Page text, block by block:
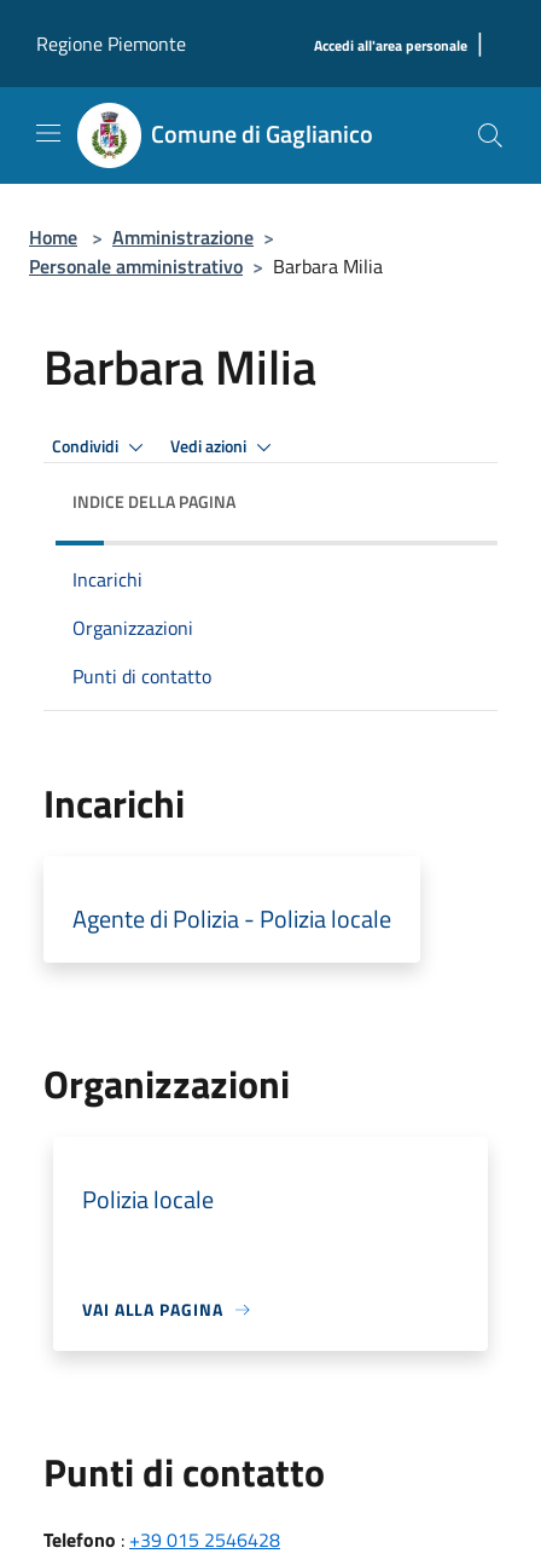
Regione Piemonte
Accedi all'area personale |
Comune di Gaglianico
Home > Amministrazione >
Personale amministrativo > Barbara Milia
Barbara Milia
Condividi Vedi azioni
INDICE DELLA PAGINA
Incarichi
Organizzazioni
Punti di contatto
Incarichi
Agente di Polizia - Polizia locale
Organizzazioni
Polizia locale
VAI ALLA PAGINA
Punti di contatto
Telefono : +39 015 2546428